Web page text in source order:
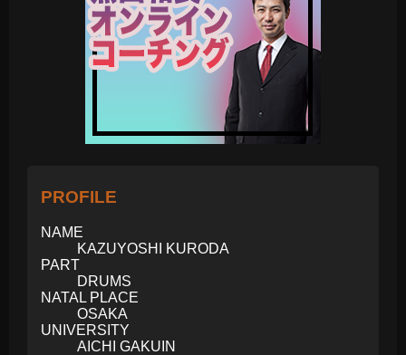
PROFILE
NAME
KAZUYOSHI KURODA
PART
DRUMS
NATAL PLACE
OSAKA
UNIVERSITY
AICHI GAKUIN